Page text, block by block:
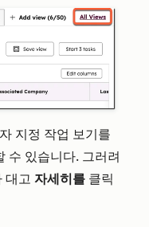
지정 작업 보기를
수 있습니다. 그러려
대고 자세히를 클릭